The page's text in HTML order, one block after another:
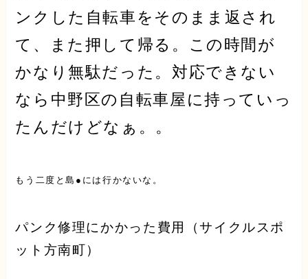
ンクした自転車をそのまま返され
て、また押して帰る。 この時間が
かなり無駄だった。 対応できない
なら中野区の自転車屋に持っていっ
たんだけどなぁ。。
もう二度と島●には行かないな。
パンク修理にかかった費用（サイクルスポ
ット方南町）